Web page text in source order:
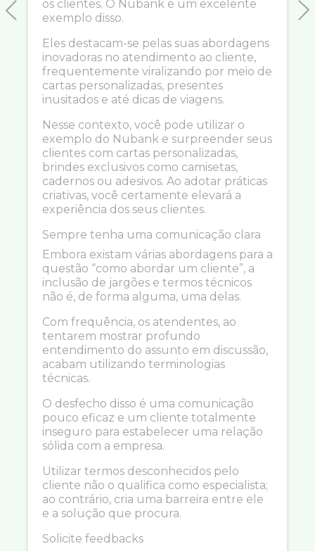
Previous
os clientes. O Nubank é um excelente
exemplo disso.
Eles destacam-se pelas suas abordagens
inovadoras no atendimento ao cliente,
frequentemente viralizando por meio de
cartas personalizadas, presentes
inusitados e até dicas de viagens.
Nesse contexto, você pode utilizar o
exemplo do Nubank e surpreender seus
clientes com cartas personalizadas,
brindes exclusivos como camisetas,
cadernos ou adesivos. Ao adotar práticas
criativas, você certamente elevará a
experiência dos seus clientes.
Sempre tenha uma comunicação clara
Embora existam várias abordagens para a
questão “como abordar um cliente”, a
inclusão de jargões e termos técnicos
não é, de forma alguma, uma delas.
Com frequência, os atendentes, ao
tentarem mostrar profundo
entendimento do assunto em discussão,
acabam utilizando terminologias
técnicas.
O desfecho disso é uma comunicação
pouco eficaz e um cliente totalmente
inseguro para estabelecer uma relação
sólida com a empresa.
Utilizar termos desconhecidos pelo
cliente não o qualifica como especialista;
ao contrário, cria uma barreira entre ele
e a solução que procura.
Solicite feedbacks